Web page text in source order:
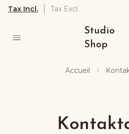
Tax Incl. Tax Excl.
Studio
Shop
Accueil